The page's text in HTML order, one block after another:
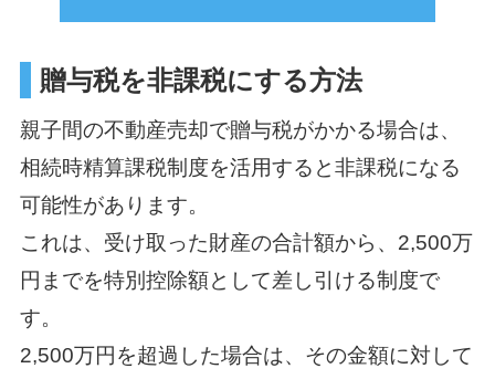
贈与税を非課税にする方法
親子間の不動産売却で贈与税がかかる場合は、
相続時精算課税制度を活用すると非課税になる
可能性があります。
これは、受け取った財産の合計額から、2,500万
円までを特別控除額として差し引ける制度で
す。
2,500万円を超過した場合は、その金額に対して